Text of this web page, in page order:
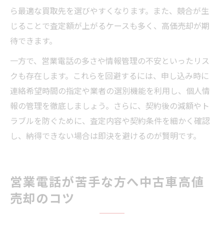
ら最適な買取先を選びやすくなります。また、競合が生
じることで査定額が上がるケースも多く、高価売却が期
待できます。
一方で、営業電話の多さや情報管理の不安といったリス
クも存在します。これらを回避するには、申し込み時に
連絡希望時間の指定や業者の選別機能を利用し、個人情
報の管理を徹底しましょう。さらに、契約後の減額やト
ラブルを防ぐために、査定内容や契約条件を細かく確認
し、納得できない場合は即決を避けるのが賢明です。
営業電話が苦手な方へ中古車高値
売却のコツ